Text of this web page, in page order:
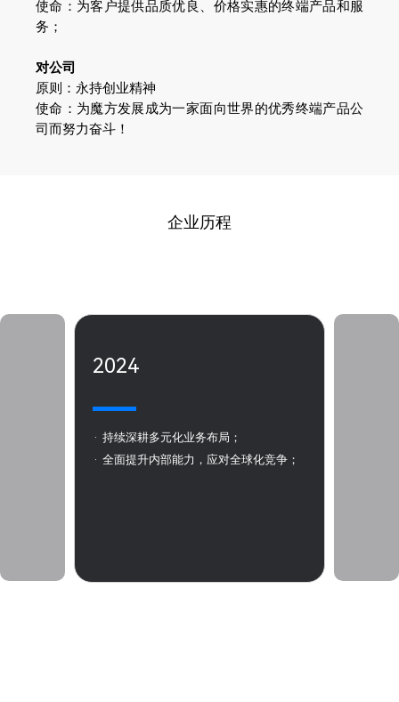
使命：为客户提供品质优良、价格实惠的终端产品和服
务；
对公司
原则：永持创业精神
使命：为魔方发展成为一家面向世界的优秀终端产品公
司而努力奋斗！
企业历程
2024
· 持续深耕多元化业务布局；
· 全面提升内部能力，应对全球化竞争；